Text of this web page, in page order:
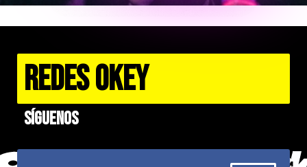
REDES OKEY
Síguenos